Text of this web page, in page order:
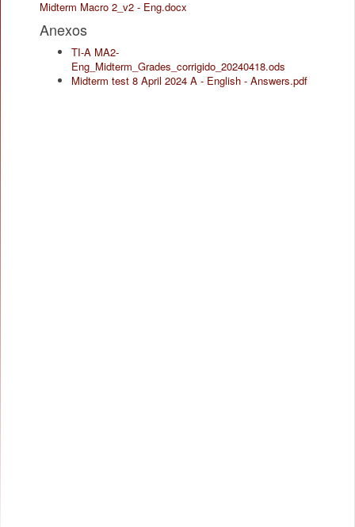
Midterm Macro 2_v2 - Eng.docx
Anexos
TI-A MA2-
Eng_Midterm_Grades_corrigido_20240418.ods
Midterm test 8 April 2024 A - English - Answers.pdf